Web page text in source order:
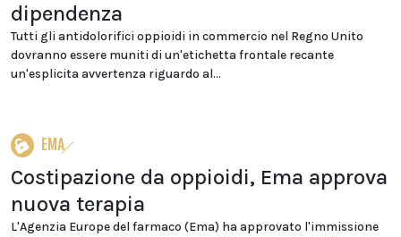
dipendenza
Tutti gli antidolorifici oppioidi in commercio nel Regno Unito
dovranno essere muniti di un'etichetta frontale recante
un'esplicita avvertenza riguardo al...
EMA
Costipazione da oppioidi, Ema approva
nuova terapia
L'Agenzia Europe del farmaco (Ema) ha approvato l'immissione